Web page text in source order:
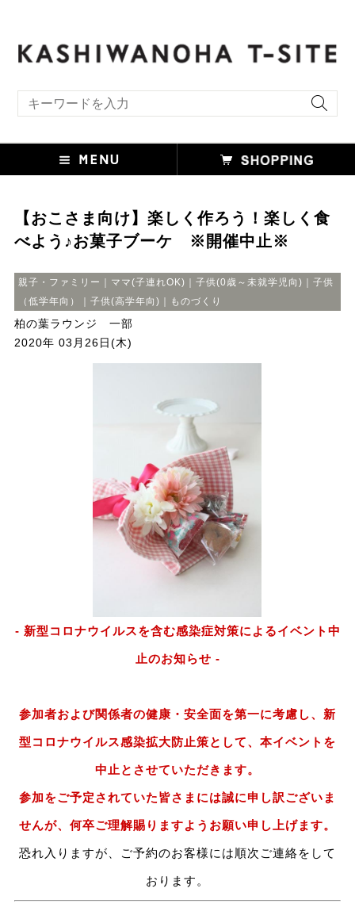
【おこさま向け】楽しく作ろう！楽しく食
べよう♪お菓子ブーケ ※開催中止※
親子・ファミリー｜ママ(子連れOK)｜子供(0歳～未就学児向)｜子供
（低学年向）｜子供(高学年向)｜ものづくり
柏の葉ラウンジ 一部
2020年 03月26日(木)
- 新型コロナウイルスを含む感染症対策によるイベント中
止のお知らせ -
参加者および関係者の健康・安全面を第一に考慮し、新
型コロナウイルス感染拡大防止策として、本イベントを
中止とさせていただきます。
参加をご予定されていた皆さまには誠に申し訳ございま
せんが、何卒ご理解賜りますようお願い申し上げます。
恐れ入りますが、ご予約のお客様には順次ご連絡をして
おります。